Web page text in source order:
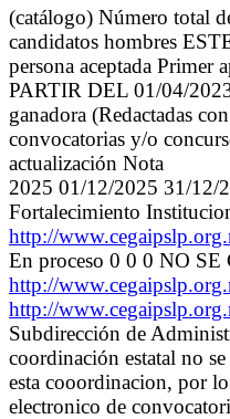
(catálogo) Número total
candidatos hombres
persona aceptada Primer
PARTIR DEL 01/04/
ganadora (Redactadas
convocatorias y/o
actualización Nota
2025 01/12/2025 31/12/
Fortalecimiento
http://
En proceso 0 0 0 NO
http://
http://
Subdirección de
coordinación estatal no
esta cooordinacion, por
electronico de